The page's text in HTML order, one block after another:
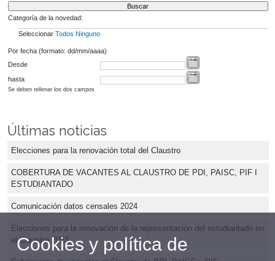
Categoría de la novedad:
Seleccionar Todos Ninguno
Por fecha (formato: dd/mm/aaaa)
Desde
hasta
Se deben rellenar los dos campos
Últimas noticias
Elecciones para la renovación total del Claustro
COBERTURA DE VACANTES AL CLAUSTRO DE PDI, PAISC, PIF I
ESTUDIANTADO
Comunicación datos censales 2024
Elecciones para la renovación de la representación del estudiantado en
el Claustro 2023
Cookies y política de